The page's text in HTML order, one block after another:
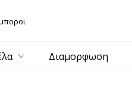
Διαμορφωση